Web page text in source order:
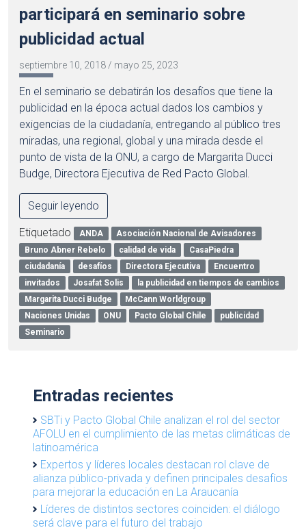
participará en seminario sobre
publicidad actual
septiembre 10, 2018 / mayo 25, 2023
En el seminario se debatirán los desafíos que tiene la
publicidad en la época actual dados los cambios y
exigencias de la ciudadanía, entregando al público tres
miradas, una regional, global y una mirada desde el
punto de vista de la ONU, a cargo de Margarita Ducci
Budge, Directora Ejecutiva de Red Pacto Global.
Seguir leyendo
Etiquetado ANDA
Asociación Nacional de Avisadores
Bruno Abner Rebelo
calidad de vida
CasaPiedra
ciudadanía
desafíos Directora Ejecutiva
Encuentro
invitados
Josafat Solis
la publicidad en tiempos de cambios
Margarita Ducci Budge
McCann Worldgroup
Naciones Unidas
ONU Pacto Global Chile
publicidad
Seminario
Entradas recientes
SBTi y Pacto Global Chile analizan el rol del sector
AFOLU en el cumplimiento de las metas climáticas de
latinoamérica
Expertos y líderes locales destacan rol clave de
alianza público-privada y definen principales desafíos
para mejorar la educación en La Araucanía
Líderes de distintos sectores coinciden: el diálogo
será clave para el futuro del trabajo